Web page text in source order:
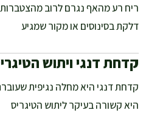
ריח רע מהאף נגרם לרוב מהצטברות
דלקת בסינוסים או מקור שמגיע
קדחת דנגי ויתוש
קדחת דנגי היא מחלה נגיפית
היא קשורה בעיקר ליתוש הטיגריס